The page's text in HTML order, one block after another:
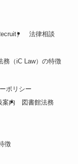
） 法律相談
務（iC Law）の特徴
ポリシー
案内
図書館法務
徴